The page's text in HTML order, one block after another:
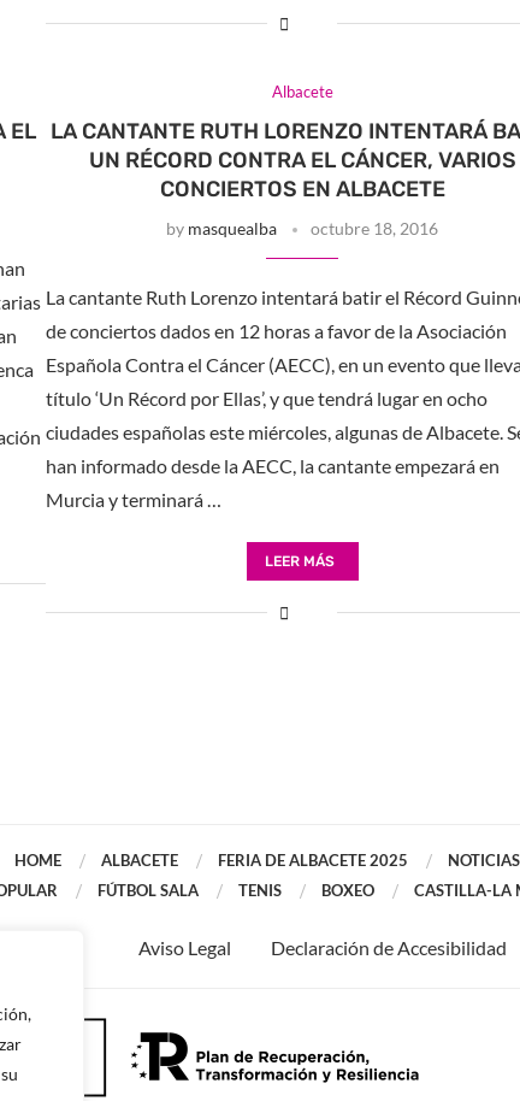
EL
Albacete
LA CANTANTE RUTH LORENZO INTENTARÁ
UN RÉCORD CONTRA EL CÁNCER, VARIOS
CONCIERTOS EN ALBACETE
by masquealba octubre 18, 2016
La cantante Ruth Lorenzo intentará batir el Récord
de conciertos dados en 12 horas a favor de la Asociación
Española Contra el Cáncer (AECC), en un evento que
título ‘Un Récord por Ellas’, y que tendrá lugar en ocho
ciudades españolas este miércoles, algunas de Albacete.
han informado desde la AECC, la cantante empezará en
Murcia y terminará …
LEER MÁS
HOME ALBACETE FERIA DE ALBACETE 2025
FÚTBOL SALA TENIS BOXEO CASTILLA-LA
Aviso Legal Declaración de Accesibilidad